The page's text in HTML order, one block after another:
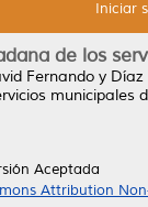
Iniciar
de los
Fernando y Díaz
municipales
Aceptada
Attribution